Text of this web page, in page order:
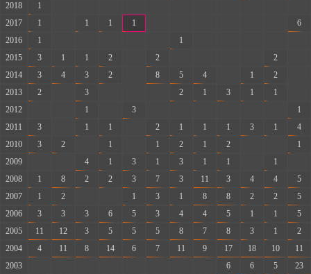
2018
1
2017
1 1 1 1
6
2016
1 1
2015
3 1 1 2 2 2
2014
3 4 3 2 8 5 4 1 2
2013
2 3 2 1 3 1 1
2012
1 3
1
2011
3 1 1 2 1 1 1 3 1
4
2010
3 2 1 1 2 1 2
1
2009
4 1 3 1 3 1 1 1
2008
1 8 2 2 3 7 3 11 3 4 4
5
2007
1 2 1 3 1 8 8 2 2
5
2006
3 3 3 6 5 3 4 4 5 1 1
5
2005
11 12 3 5 5 5 8 7 8 3 1
2
2004
4 11 8 14 6 7 11 9 17 18 10
11
2003
6 6 5 23